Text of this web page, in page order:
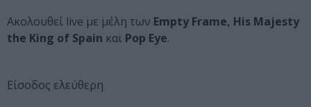
Ακολουθεί live με μέλη των Empty Frame, His Majesty
the King of Spain και Pop Eye.
Είσοδος ελεύθερη